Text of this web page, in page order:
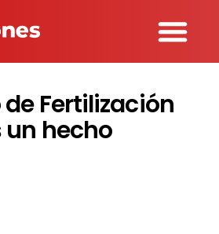
de Fertilización
hecho